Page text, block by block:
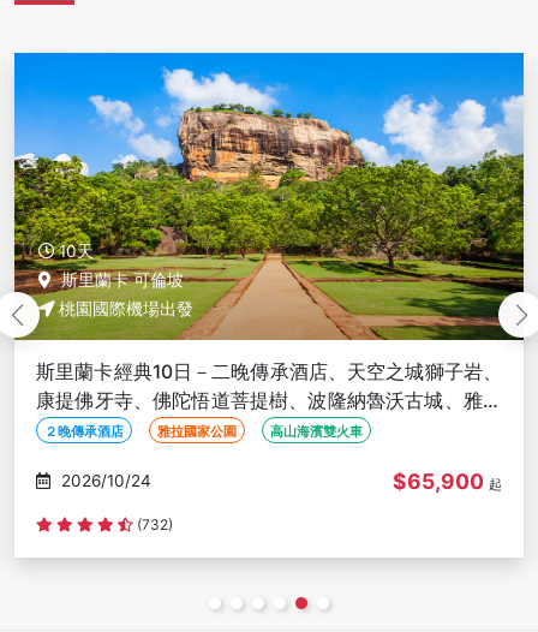
10天
斯里蘭卡 可倫坡
桃園國際機場出發
斯里蘭卡經典10日－二晚傳承酒店、天空之城獅子岩、
康提佛牙寺、佛陀悟道菩提樹、波隆納魯沃古城、雅拉
國家公園
２晚傳承酒店 雅拉國家公園 高山海濱雙火車
2026/11/07 $75,900 起
(732)